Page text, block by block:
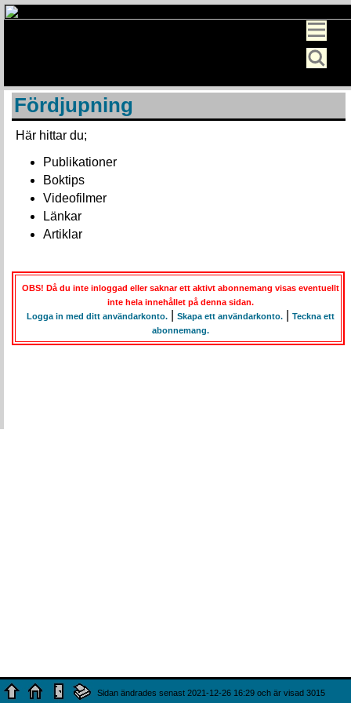
Fördjupning
Här hittar du;
Publikationer
Boktips
Videofilmer
Länkar
Artiklar
OBS! Då du inte inloggad eller saknar ett aktivt abonnemang visas eventuellt
inte hela innehållet på denna sidan.
Logga in med ditt användarkonto.| Skapa ett användarkonto.|
Teckna ett
abonnemang.
Sidan ändrades senast 2021-12-26 16:29 och är visad 3015